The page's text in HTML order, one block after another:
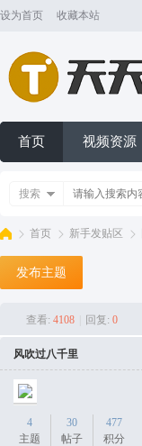
设为首页 收藏本站
首页 视频资源
搜索
首页 新手发贴区
发布主题
查看: 4108 回复: 0
风吹过八千里
4
主题
30
帖子
477
积分